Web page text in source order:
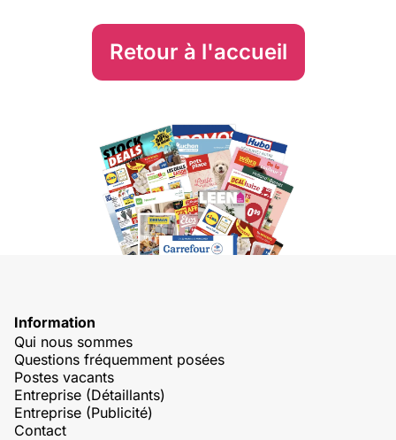
Retour à l'accueil
Information
Qui nous sommes
Questions fréquemment posées
Postes vacants
Entreprise (Détaillants)
Entreprise (Publicité)
Contact